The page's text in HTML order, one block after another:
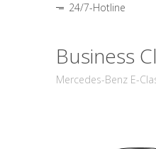
24/7-Hotline
Business
Mercedes-Benz E-